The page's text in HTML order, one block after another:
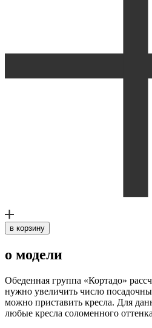
в корзину
о модели
Обеденная группа «Кортадо»
нужно увеличить число
можно приставить кресла. Для
любые кресла соломенного